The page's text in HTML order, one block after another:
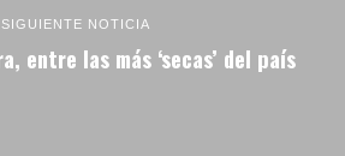
SIGUIENTE NOTICIA
entre las más ‘secas’ del país